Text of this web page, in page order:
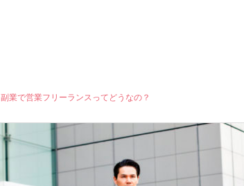
副業で営業フリーランスってどうなの？